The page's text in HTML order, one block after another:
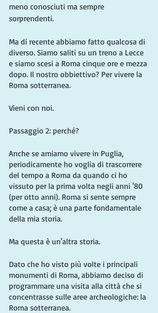
meno conosciuti ma sempre
sorprendenti.
Ma di recente abbiamo fatto qualcosa di
diverso. Siamo saliti su un treno a Lecce
e siamo scesi a Roma cinque ore e mezza
dopo. Il nostro obbiettivo? Per vivere la
Roma sotterranea.
Vieni con noi.
Passaggio 2: perché?
Anche se amiamo vivere in Puglia,
periodicamente ho voglia di trascorrere
del tempo a Roma da quando ci ho
vissuto per la prima volta negli anni '80
(per otto anni). Roma si sente sempre
come a casa; è una parte fondamentale
della mia storia.
Ma questa è un'altra storia.
Dato che ho visto più volte i principali
monumenti di Roma, abbiamo deciso di
programmare una visita alla città che si
concentrasse sulle aree archeologiche: la
Roma sotterranea.